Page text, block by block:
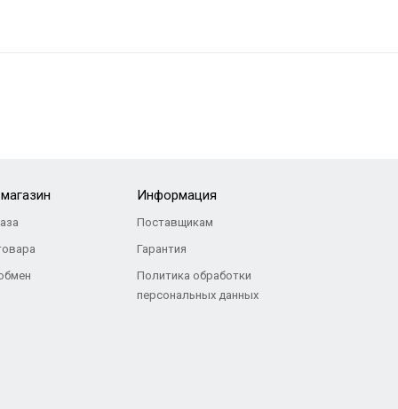
Информация
Поставщикам
Гарантия
Политика обработки
персональных данных